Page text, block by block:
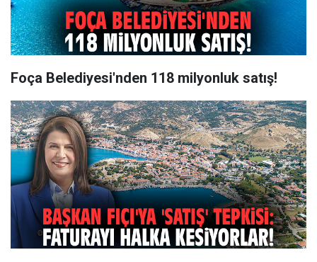
Foça Belediyesi'nden 118 milyonluk satış!